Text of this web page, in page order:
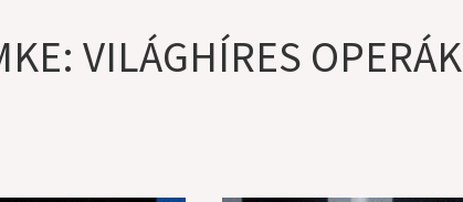
VILÁGHÍRES OPERÁK